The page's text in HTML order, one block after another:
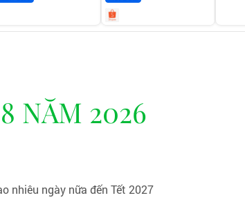
NĂM 2026
nhiêu ngày nữa đến Tết 2027